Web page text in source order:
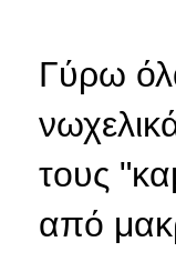
Γύρω
τους
από